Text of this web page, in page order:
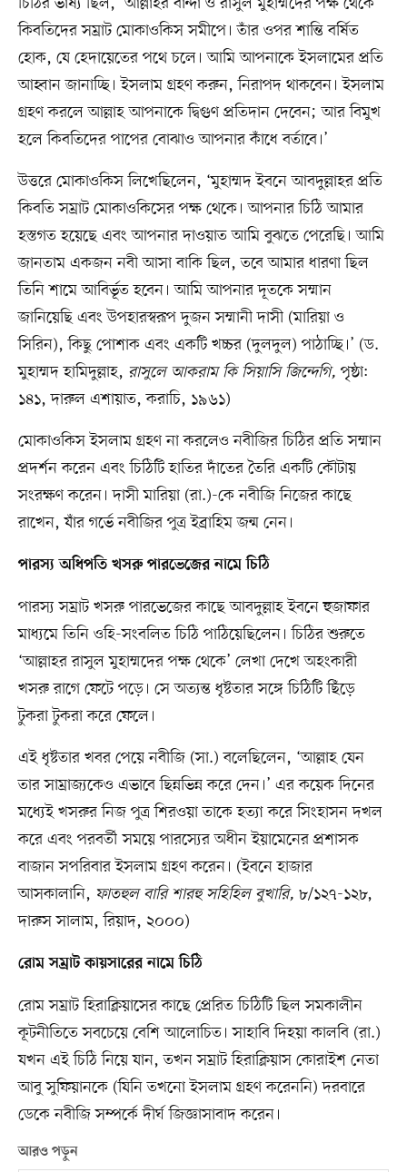
কিবতিদের সম্রাট মোকাওকিস সমীপে। তাঁর ওপর শান্তি বর্ষিত
হোক, যে হেদায়েতের পথে চলে। আমি আপনাকে ইসলামের প্রতি
আহ্বান জানাচ্ছি। ইসলাম গ্রহণ করুন, নিরাপদ থাকবেন। ইসলাম
গ্রহণ করলে আল্লাহ আপনাকে দ্বিগুণ প্রতিদান দেবেন; আর বিমুখ
হলে কিবতিদের পাপের বোঝাও আপনার কাঁধে বর্তাবে।’
উত্তরে মোকাওকিস লিখেছিলেন, ‘মুহাম্মদ ইবনে আবদুল্লাহর প্রতি
কিবতি সম্রাট মোকাওকিসের পক্ষ থেকে। আপনার চিঠি আমার
হস্তগত হয়েছে এবং আপনার দাওয়াত আমি বুঝতে পেরেছি। আমি
জানতাম একজন নবী আসা বাকি ছিল, তবে আমার ধারণা ছিল
তিনি শামে আবির্ভূত হবেন। আমি আপনার দূতকে সম্মান
জানিয়েছি এবং উপহারস্বরূপ দুজন সম্মানী দাসী (মারিয়া ও
সিরিন), কিছু পোশাক এবং একটি খচ্চর (দুলদুল) পাঠাচ্ছি।’ (ড.
মুহাম্মদ হামিদুল্লাহ, রাসুলে আকরাম কি সিয়াসি জিন্দেগি, পৃষ্ঠা:
১৪১, দারুল এশায়াত, করাচি, ১৯৬১)
মোকাওকিস ইসলাম গ্রহণ না করলেও নবীজির চিঠির প্রতি সম্মান
প্রদর্শন করেন এবং চিঠিটি হাতির দাঁতের তৈরি একটি কৌটায়
সংরক্ষণ করেন। দাসী মারিয়া (রা.)-কে নবীজি নিজের কাছে
রাখেন, যাঁর গর্ভে নবীজির পুত্র ইব্রাহিম জন্ম নেন।
পারস্য অধিপতি খসরু পারভেজের নামে চিঠি
পারস্য সম্রাট খসরু পারভেজের কাছে আবদুল্লাহ ইবনে হুজাফার
মাধ্যমে তিনি ওহি-সংবলিত চিঠি পাঠিয়েছিলেন। চিঠির শুরুতে
‘আল্লাহর রাসুল মুহাম্মদের পক্ষ থেকে’ লেখা দেখে অহংকারী
খসরু রাগে ফেটে পড়ে। সে অত্যন্ত ধৃষ্টতার সঙ্গে চিঠিটি ছিঁড়ে
টুকরা টুকরা করে ফেলে।
এই ধৃষ্টতার খবর পেয়ে নবীজি (সা.) বলেছিলেন, ‘আল্লাহ যেন
তার সাম্রাজ্যকেও এভাবে ছিন্নভিন্ন করে দেন।’ এর কয়েক দিনের
মধ্যেই খসরুর নিজ পুত্র শিরওয়া তাকে হত্যা করে সিংহাসন দখল
করে এবং পরবর্তী সময়ে পারস্যের অধীন ইয়ামেনের প্রশাসক
বাজান সপরিবার ইসলাম গ্রহণ করেন। (ইবনে হাজার
আসকালানি, ফাতহুল বারি শারহু সহিহিল বুখারি, ৮/১২৭-১২৮,
দারুস সালাম, রিয়াদ, ২০০০)
রোম সম্রাট কায়সারের নামে চিঠি
রোম সম্রাট হিরাক্লিয়াসের কাছে প্রেরিত চিঠিটি ছিল সমকালীন
কূটনীতিতে সবচেয়ে বেশি আলোচিত। সাহাবি দিহয়া কালবি (রা.)
যখন এই চিঠি নিয়ে যান, তখন সম্রাট হিরাক্লিয়াস কোরাইশ নেতা
আবু সুফিয়ানকে (যিনি তখনো ইসলাম গ্রহণ করেননি) দরবারে
ডেকে নবীজি সম্পর্কে দীর্ঘ জিজ্ঞাসাবাদ করেন।
আরও পড়ুন